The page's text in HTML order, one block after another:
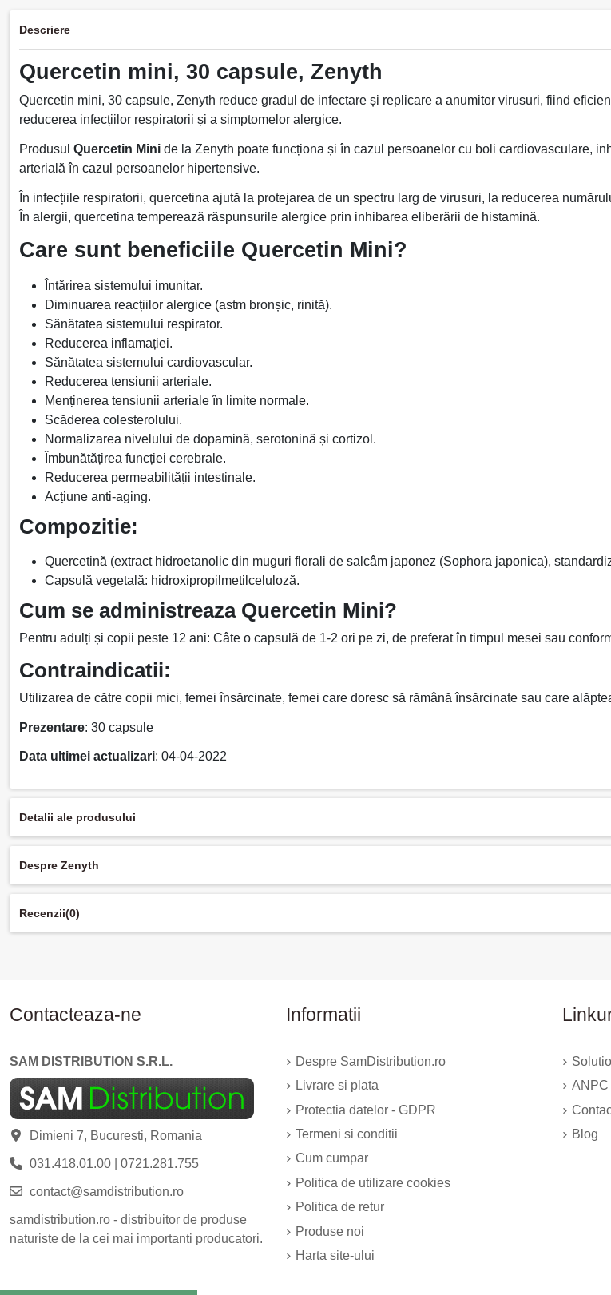
Descriere
Quercetin mini, 30 capsule, Zenyth
Quercetin mini, 30 capsule, Zenyth reduce gradul de infectare și replicare a anumitor virusuri, fiind
reducerea infecțiilor respiratorii și a simptomelor alergice.
Produsul Quercetin Mini de la Zenyth poate funcționa și în cazul persoanelor cu boli cardiovasculare,
arterială în cazul persoanelor hipertensive.
În infecțiile respiratorii, quercetina ajută la protejarea de un spectru larg de virusuri, la reducerea
În alergii, quercetina temperează răspunsurile alergice prin inhibarea eliberării de histamină.
Care sunt beneficiile Quercetin Mini?
Întărirea sistemului imunitar.
Diminuarea reacțiilor alergice (astm bronșic, rinită).
Sănătatea sistemului respirator.
Reducerea inflamației.
Sănătatea sistemului cardiovascular.
Reducerea tensiunii arteriale.
Menținerea tensiunii arteriale în limite normale.
Scăderea colesterolului.
Normalizarea nivelului de dopamină, serotonină și cortizol.
Îmbunătățirea funcției cerebrale.
Reducerea permeabilității intestinale.
Acțiune anti-aging.
Compozitie:
Quercetină (extract hidroetanolic din muguri florali de salcâm japonez (Sophora japonica),
Capsulă vegetală: hidroxipropilmetilceluloză.
Cum se administreaza Quercetin Mini?
Pentru adulți și copii peste 12 ani: Câte o capsulă de 1-2 ori pe zi, de preferat în timpul mesei sau
Contraindicatii:
Utilizarea de către copii mici, femei însărcinate, femei care doresc să rămână însărcinate sau care
Prezentare: 30 capsule
Data ultimei actualizari: 04-04-2022
Detalii ale produsului
Despre Zenyth
Recenzii(0)
Contacteaza-ne
SAM DISTRIBUTION S.R.L.
Dimieni 7, Bucuresti, Romania
031.418.01.00| 0721.281.755
contact@samdistribution.ro
samdistribution.ro - distribuitor de produse
naturiste de la cei mai importanti producatori.
Informatii
Despre SamDistribution.ro
Livrare si plata
Protectia datelor - GDPR
Termeni si conditii
Cum cumpar
Politica de utilizare cookies
Politica de retur
Produse noi
Harta site-ului
ANPC
Blog